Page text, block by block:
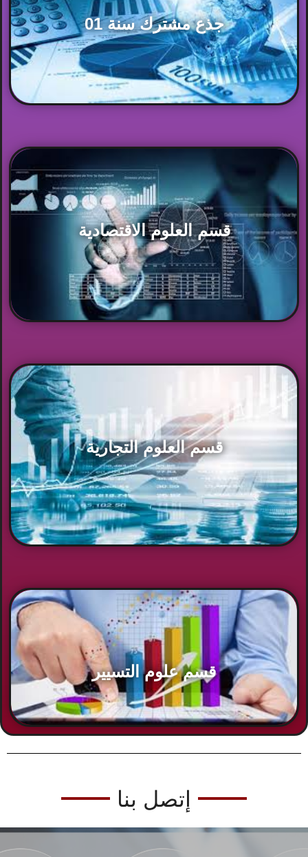
جذع مشترك سنة 01
قسم العلوم الاقتصادية
قسم العلوم التجارية
قسم علوم التسيير
إتصل بنا